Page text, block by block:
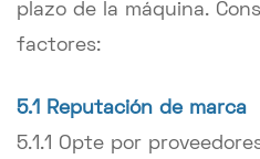
plazo de la máquina.
factores:
5.1 Reputación de marca
5.1.1 Opte por